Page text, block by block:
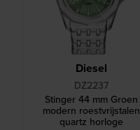
Diesel
DZ2237
Stinger 44 mm Groen
modern roestvrijstalen
quartz horloge